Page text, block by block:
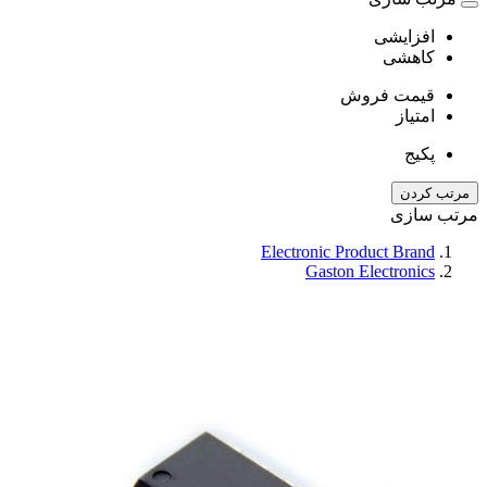
افزایشی
کاهشی
قیمت فروش
امتیاز
پکیج
مرتب کردن
مرتب سازی
Electronic Product Brand
Gaston Electronics